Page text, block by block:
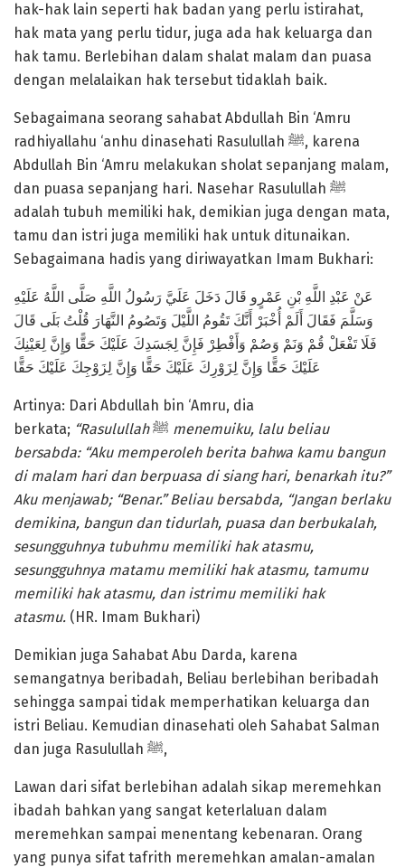
hak-hak lain seperti hak badan yang perlu istirahat,
hak mata yang perlu tidur, juga ada hak keluarga dan
hak tamu. Berlebihan dalam shalat malam dan puasa
dengan melalaikan hak tersebut tidaklah baik.
Sebagaimana seorang sahabat Abdullah Bin ‘Amru
radhiyallahu ‘anhu dinasehati Rasulullah ﷺ, karena
Abdullah Bin ‘Amru melakukan sholat sepanjang malam,
dan puasa sepanjang hari. Nasehar Rasulullah ﷺ
adalah tubuh memiliki hak, demikian juga dengan mata,
tamu dan istri juga memiliki hak untuk ditunaikan.
Sebagaimana hadis yang diriwayatkan Imam Bukhari:
عَنْ عَبْدِ اللَّهِ بْنِ عَمْرٍو قَالَ دَخَلَ عَلَيَّ رَسُولُ اللَّهِ صَلَّى اللَّهُ عَلَيْهِ
وَسَلَّمَ فَقَالَ أَلَمْ أُخْبَرْ أَنَّكَ تَقُومُ اللَّيْلَ وَتَصُومُ النَّهَارَ قُلْتُ بَلَى قَالَ
فَلَا تَفْعَلْ قُمْ وَنَمْ وَصُمْ وَأَفْطِرْ فَإِنَّ لِجَسَدِكَ عَلَيْكَ حَقًّا وَإِنَّ لِعَيْنِكَ
عَلَيْكَ حَقًّا وَإِنَّ لِزَوْرِكَ عَلَيْكَ حَقًّا وَإِنَّ لِزَوْجِكَ عَلَيْكَ حَقًّا
Artinya: Dari Abdullah bin ‘Amru, dia
berkata; “Rasulullahﷺ menemuiku, lalu beliau
bersabda: “Aku memperoleh berita bahwa kamu bangun
di malam hari dan berpuasa di siang hari, benarkah itu?”
Aku menjawab; “Benar.” Beliau bersabda, “Jangan berlaku
demikina, bangun dan tidurlah, puasa dan berbukalah,
sesungguhnya tubuhmu memiliki hak atasmu,
sesungguhnya matamu memiliki hak atasmu, tamumu
memiliki hak atasmu, dan istrimu memiliki hak
atasmu. (HR. Imam Bukhari)
Demikian juga Sahabat Abu Darda, karena
semangatnya beribadah, Beliau berlebihan beribadah
sehingga sampai tidak memperhatikan keluarga dan
istri Beliau. Kemudian dinasehati oleh Sahabat Salman
dan juga Rasulullah ﷺ,
Lawan dari sifat berlebihan adalah sikap meremehkan
ibadah bahkan yang sangat keterlaluan dalam
meremehkan sampai menentang kebenaran. Orang
yang punya sifat tafrith meremehkan amalan-amalan